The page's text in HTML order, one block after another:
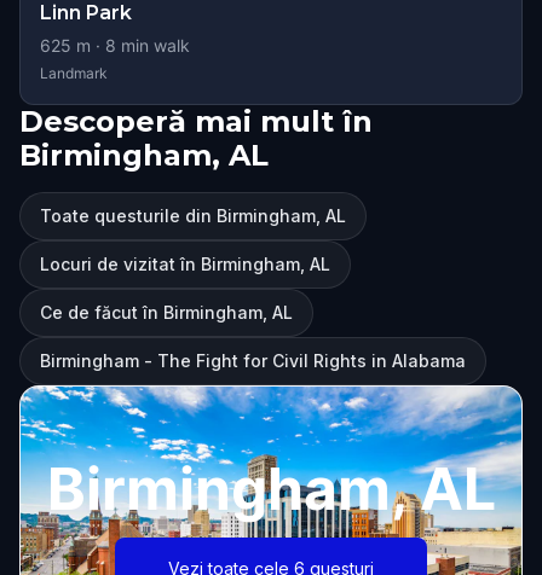
Linn Park
625 m · 8 min walk
Landmark
Descoperă mai mult în
Birmingham, AL
Toate questurile din Birmingham, AL
Locuri de vizitat în Birmingham, AL
Ce de făcut în Birmingham, AL
Birmingham - The Fight for Civil Rights in Alabama
Birmingham, AL
Vezi toate cele 6 questuri